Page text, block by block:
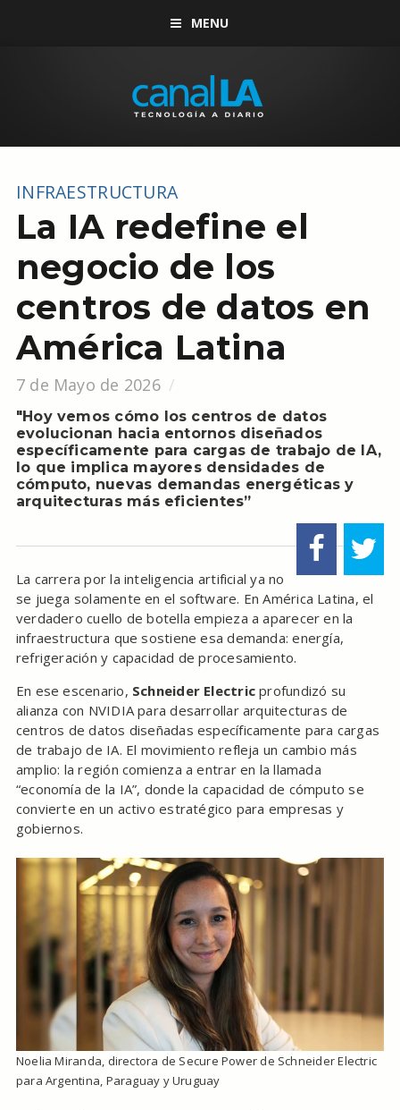
MENU
INFRAESTRUCTURA
La IA redefine el
negocio de los
centros de datos en
América Latina
7 de Mayo de 2026
"Hoy vemos cómo los centros de datos
evolucionan hacia entornos diseñados
específicamente para cargas de trabajo de IA,
lo que implica mayores densidades de
cómputo, nuevas demandas energéticas y
arquitecturas más eficientes”
La carrera por la inteligencia artificial ya no
se juega solamente en el software. En América Latina, el
verdadero cuello de botella empieza a aparecer en la
infraestructura que sostiene esa demanda: energía,
refrigeración y capacidad de procesamiento.
En ese escenario, Schneider Electric profundizó su
alianza con NVIDIA para desarrollar arquitecturas de
centros de datos diseñadas específicamente para cargas
de trabajo de IA. El movimiento refleja un cambio más
amplio: la región comienza a entrar en la llamada
“economía de la IA”, donde la capacidad de cómputo se
convierte en un activo estratégico para empresas y
gobiernos.
Noelia Miranda, directora de Secure Power de Schneider Electric
para Argentina, Paraguay y Uruguay